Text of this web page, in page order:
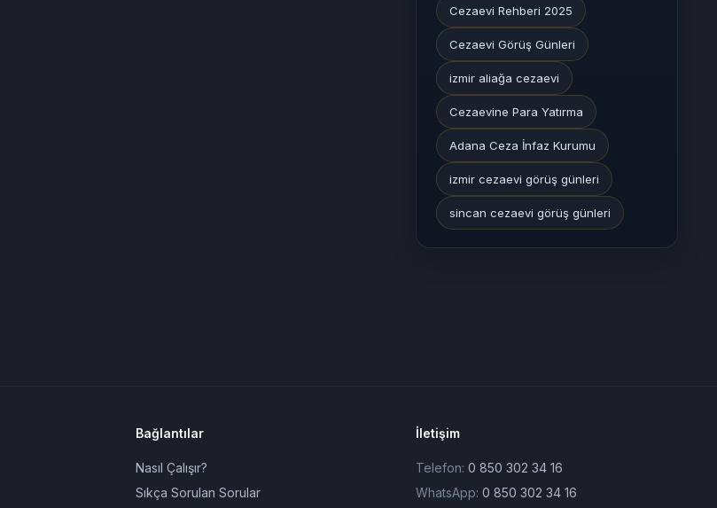
Cezaevi Rehberi 2025
Cezaevi Görüş Günleri
izmir aliağa cezaevi
Cezaevine Para Yatırma
Adana Ceza İnfaz Kurumu
izmir cezaevi görüş günleri
sincan cezaevi görüş günleri
Bağlantılar
Nasıl Çalışır?
Sıkça Sorulan Sorular
İletişim
Telefon: 0 850 302 34 16
WhatsApp: 0 850 302 34 16